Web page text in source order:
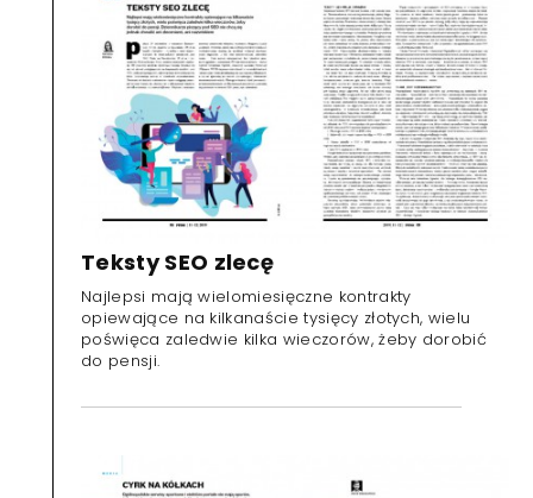
Teksty SEO zlecę
Najlepsi mają wielomiesięczne kontrakty
opiewające na kilkanaście tysięcy złotych, wielu
poświęca zaledwie kilka wieczorów, żeby dorobić
do pensji.